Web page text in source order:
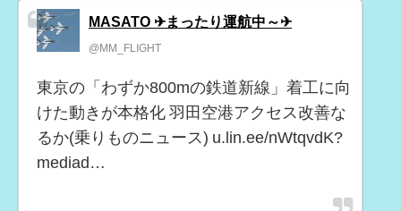
MASATO ✈まったり運航中～✈
@MM_FLIGHT
東京の「わずか800mの鉄道新線」着工に向
けた動きが本格化 羽田空港アクセス改善な
るか(乗りものニュース) u.lin.ee/nWtqvdK?
mediad…